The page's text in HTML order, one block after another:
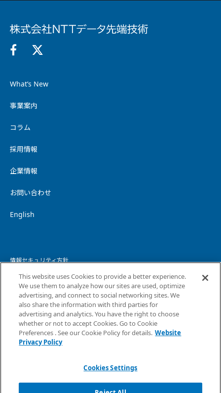
What’s New
事業案内
コラム
採用情報
企業情報
お問い合わせ
English
情報セキュリティ方針
個人情報保護方針
個人情報の取り扱いについて
ウェブサイトプライバシーポリシー
コピーライト・免責事項
This website uses Cookies to provide a better experience.
We use them to analyze how our sites are used, optimize
advertising, and connect to social networking sites. We
also share the information with third parties for
advertising and analytics. You have the right to choose
whether or not to accept Cookies. Go to Cookie
Preferences . See our Cookie Policy for details. Website
Privacy Policy
Cookies Settings